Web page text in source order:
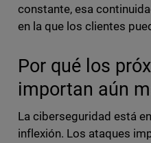
constante, esa
en la que los clientes
Por qué los
importan aún
La ciberseguridad está
inflexión. Los ataques